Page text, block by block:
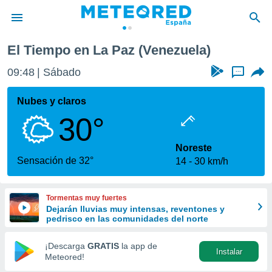
de
por
que se
calidad.
a este
las
y
forma
digital
basada
El Tiempo en La Paz (Venezuela)
09:48 Sábado ...
Nubes y claros
30°
Sensación de 32°
Noreste
14
30 km/h
Tormentas muy fuertes
Dejarán lluvias muy intensas, reventones y
pedrisco en las comunidades del norte
¡Descarga GRATIS la app de
Meteored!
Instalar